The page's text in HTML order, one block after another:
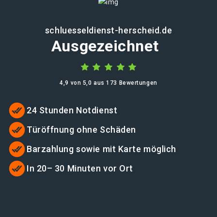
schluesseldienst-herscheid.de
Ausgezeichnet
4,9 von 5,0 aus 173 Bewertungen
24 Stunden Notdienst
Türöffnung ohne Schäden
Barzahlung sowie mit Karte möglich
In 20– 30 Minuten vor Ort